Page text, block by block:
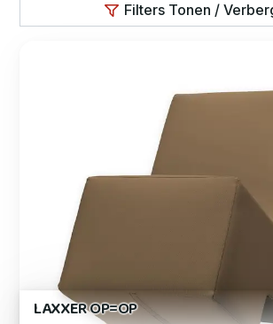
Filters Tonen /
LAXXER OP=OP